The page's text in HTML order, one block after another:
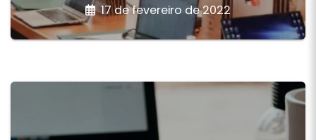
17 de fevereiro de 2022